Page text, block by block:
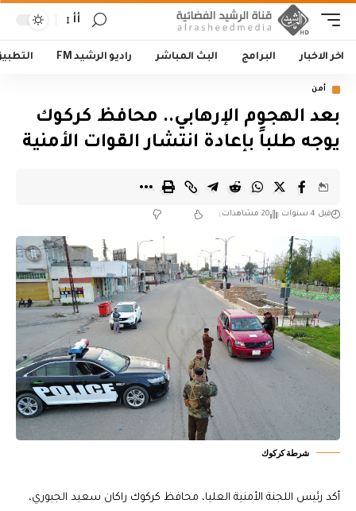
أأ
اخر الاخبار البرامج البث المباشر راديو الرشيد FM
أمن
بعد الهجوم الإرهابي.. محافظ كركوك
يوجه طلباً بإعادة انتشار القوات الأمنية
قبل 4 سنوات 20 مشاهدات
شرطة كركوك
أكد رئيس اللجنة الأمنية العليا، محافظ كركوك راكان سعيد الجبوري،